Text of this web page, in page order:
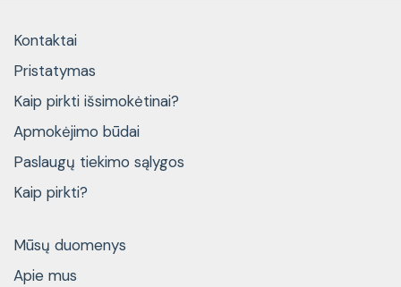
Kontaktai
Pristatymas
Kaip pirkti išsimokėtinai?
Apmokėjimo būdai
Paslaugų tiekimo sąlygos
Kaip pirkti?
Mūsų duomenys
Apie mus